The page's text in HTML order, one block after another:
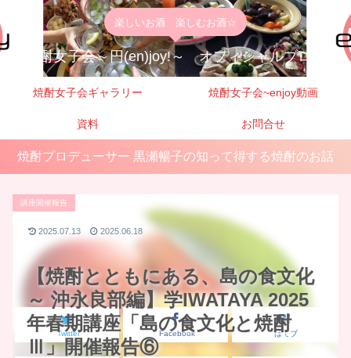
楽しいお酒 楽しむお酒☆
焼酎女子会～円(en)joy!～ オフィシャルブログ
焼酎女子会ギャラリー 焼酎女子会~enjoy動画
資料 お問合せ
焼酎プロデューサー 黒瀬暢子の知って得する焼酎のお話
【焼酎とともにある、島の食文化
～ 沖永良部編】学IWATAYA 2025
年春期講座「島の食文化と焼酎
Ⅲ」開催報告⑥
講座開催報告
Twitter Facebook はてブ
2025.07.13 2025.06.18